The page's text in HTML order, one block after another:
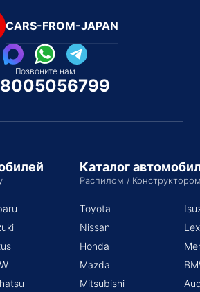
CARS-FROM-JAPAN
Позвоните нам
Каталог
Распилом /
Toyota
Nissan
Honda
Mazda
Mitsubishi